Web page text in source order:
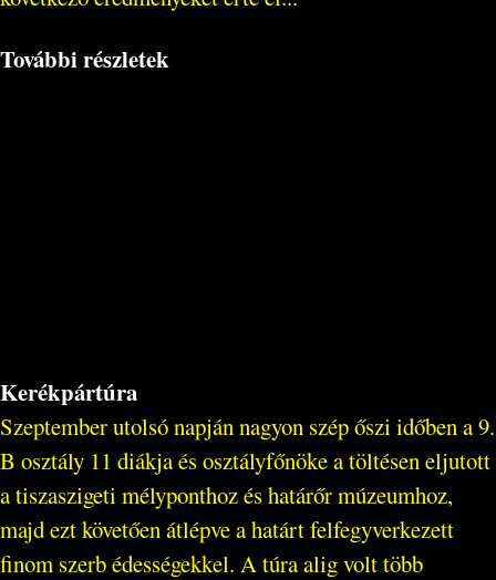
További részletek
Kerékpártúra
Szeptember utolsó napján nagyon szép őszi időben a 9.
B osztály 11 diákja és osztályfőnöke a töltésen eljutott
a tiszaszigeti mélyponthoz és határőr múzeumhoz,
majd ezt követően átlépve a határt felfegyverkezett
finom szerb édességekkel. A túra alig volt több